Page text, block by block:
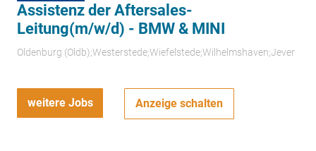
Assistenz der Aftersales-
Leitung(m/w/d) - BMW & MINI
Oldenburg (Oldb);Westerstede;Wiefelstede;Wilhelmshaven;Jever
weitere Jobs Anzeige schalten